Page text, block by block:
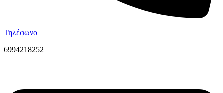
Τηλέφωνο
6994218252